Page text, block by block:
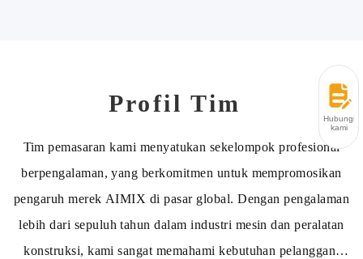
Profil Tim
Tim pemasaran kami menyatukan sekelompok profesional
berpengalaman, yang berkomitmen untuk mempromosikan
pengaruh merek AIMIX di pasar global. Dengan pengalaman
lebih dari sepuluh tahun dalam industri mesin dan peralatan
konstruksi, kami sangat memahami kebutuhan pelanggan,
Hubungi
kami